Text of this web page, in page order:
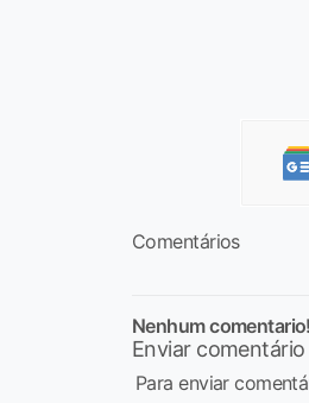
Comentários
Nenhum comentario!
Enviar comentário
Para enviar